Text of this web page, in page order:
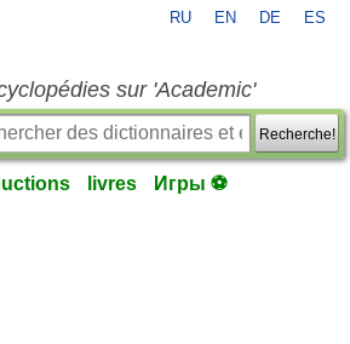
RU EN DE ES
sur 'Academic'
Recherche!
livres Игры ⚽